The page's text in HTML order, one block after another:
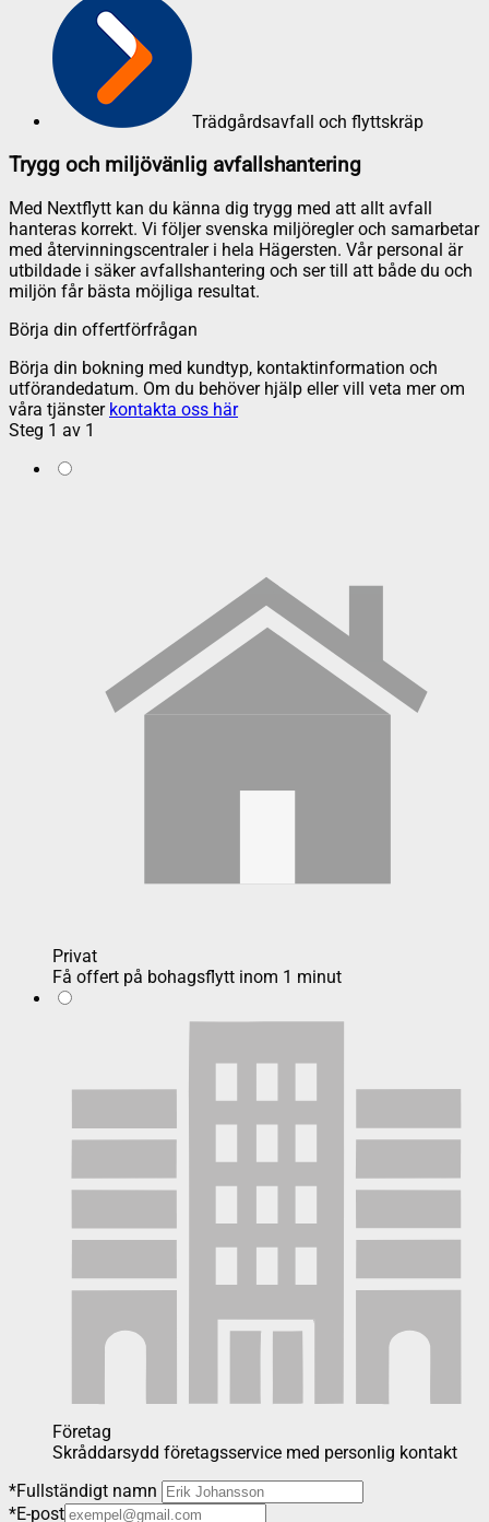
Trädgårdsavfall och flyttskräp
Trygg och miljövänlig avfallshantering
Med Nextflytt kan du känna dig trygg med att allt avfall
hanteras korrekt. Vi följer svenska miljöregler och samarbetar
med återvinningscentraler i hela Hägersten. Vår personal är
utbildade i säker avfallshantering och ser till att både du och
miljön får bästa möjliga resultat.
Börja din offertförfrågan
Börja din bokning med kundtyp, kontaktinformation och
utförandedatum. Om du behöver hjälp eller vill veta mer om
våra tjänster kontakta oss här
Steg 1 av 1
Privat
Få offert på bohagsflytt inom 1 minut
Företag
Skråddarsydd företagsservice med personlig kontakt
*Fullständigt namn
*E-post